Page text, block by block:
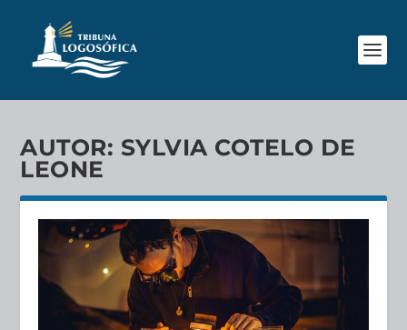
AUTOR: SYLVIA COTELO DE
LEONE